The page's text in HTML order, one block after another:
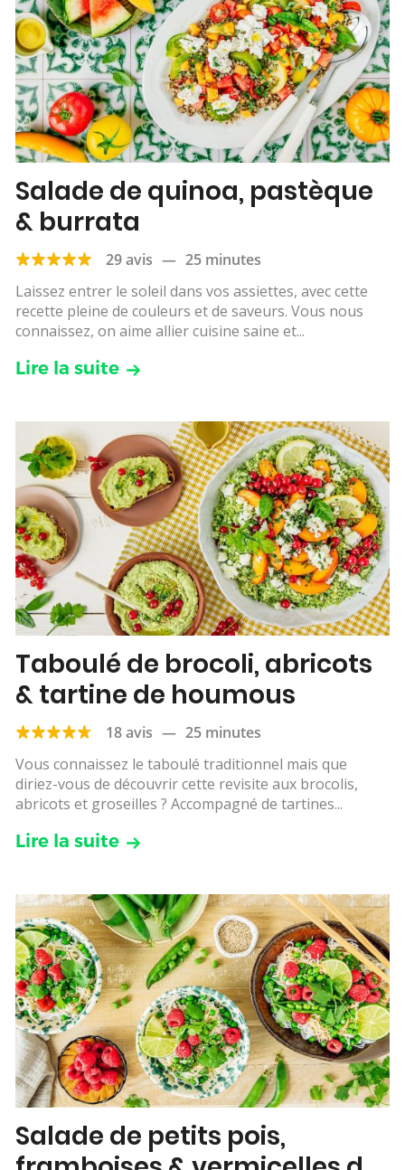
Salade de quinoa, pastèque
& burrata
29 avis — 25 minutes
Laissez entrer le soleil dans vos assiettes, avec cette
recette pleine de couleurs et de saveurs. Vous nous
connaissez, on aime allier cuisine saine et...
Lire la suite
Taboulé de brocoli, abricots
& tartine de houmous
18 avis — 25 minutes
Vous connaissez le taboulé traditionnel mais que
diriez-vous de découvrir cette revisite aux brocolis,
abricots et groseilles ? Accompagné de tartines...
Lire la suite
Salade de petits pois,